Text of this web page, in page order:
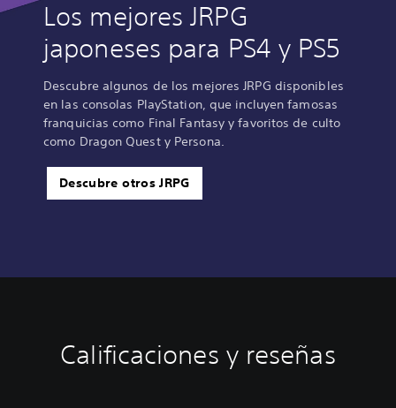
Los mejores JRPG
japoneses para PS4 y PS5
Descubre algunos de los mejores JRPG disponibles
en las consolas PlayStation, que incluyen famosas
franquicias como Final Fantasy y favoritos de culto
como Dragon Quest y Persona.
Descubre otros JRPG
Calificaciones y reseñas